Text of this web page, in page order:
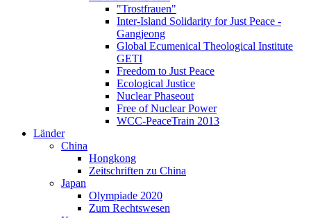
"Trostfrauen"
Inter-Island Solidarity for Just Peace -
Gangjeong
Global Ecumenical Theological Institute
GETI
Freedom to Just Peace
Ecological Justice
Nuclear Phaseout
Free of Nuclear Power
WCC-PeaceTrain 2013
Länder
China
Hongkong
Zeitschriften zu China
Japan
Olympiade 2020
Zum Rechtswesen